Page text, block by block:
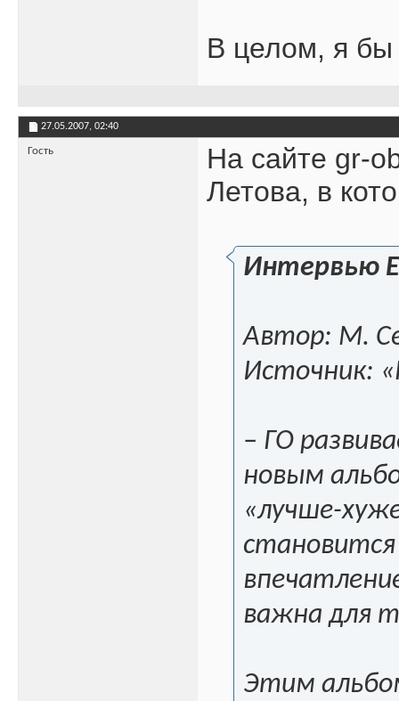
В целом, я бы
27.05.2007, 02:40
Гость
На сайте gr-
Летова, в
Интервью
Автор: М.
Источник:
– ГО
новым
«лучше-
важна для
Этим